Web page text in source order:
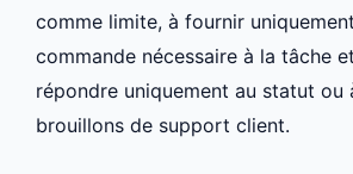
comme limite, à fournir
commande nécessaire à la tâche
répondre uniquement au statut ou
brouillons de support client.